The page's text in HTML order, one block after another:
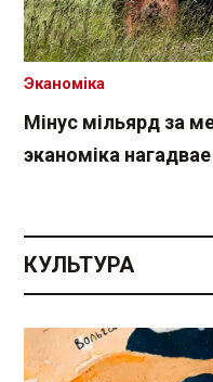
Мінус мільярд за
эканоміка
Эканоміка
КУЛЬТУРА